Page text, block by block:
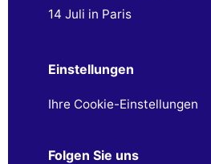
14 Juli in Paris
Einstellungen
Ihre Cookie-Einstellungen
Folgen Sie uns